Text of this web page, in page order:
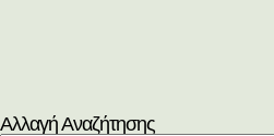
Αλλαγή Αναζήτησης